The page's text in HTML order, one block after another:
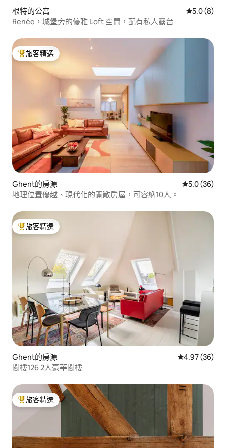
根特的公寓 從 8 則評
5.0 (8)
Renée，城堡旁的優雅 Loft 空間，配有私人露台
旅客精選榜首
旅客精選
Ghent的房源 從 36 則評
5.0 (36)
地理位置優越、現代化的寬敞房屋，可容納10人。
旅客精選榜首
旅客精選
Ghent的房源 從 36 則評價
4.97 (36)
閣樓126 2人豪華閣樓
旅客精選榜首
旅客精選